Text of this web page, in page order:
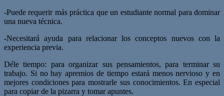
-Puede requerir más práctica que un estudiante normal para dominar
una nueva técnica.
-Necesitará ayuda para relacionar los conceptos nuevos con la
experiencia previa.
Déle tiempo: para organizar sus pensamientos, para terminar su
trabajo. Si no hay apremios de tiempo estará menos nervioso y en
mejores condiciones para mostrarle sus conocimientos. En especial
para copiar de la pizarra y tomar apuntes.